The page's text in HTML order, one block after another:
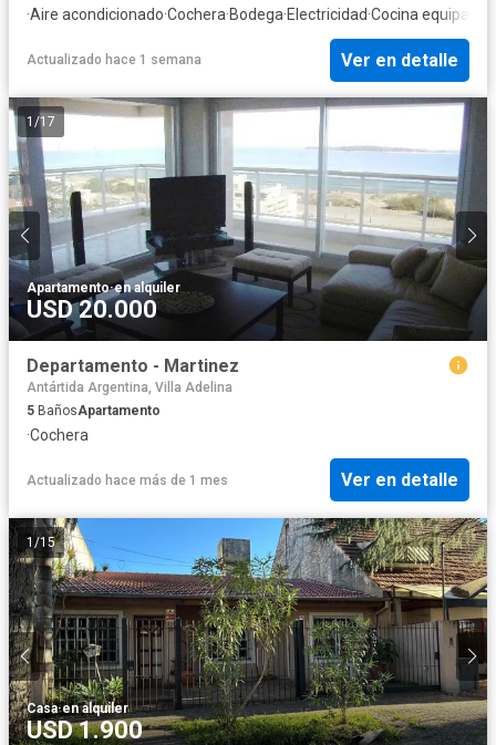
·Aire acondicionado·Cochera·Bodega·Electricidad·Cocina equipada
Actualizado hace 1 semana Ver en detalle
1 /17
Apartamento·en alquiler
USD 20.000
Departamento - Martinez
Antártida Argentina, Villa Adelina
5 BañosApartamento
·Cochera
Actualizado hace más de 1 mes Ver en detalle
1 /15
Casa·en alquiler
USD 1.900